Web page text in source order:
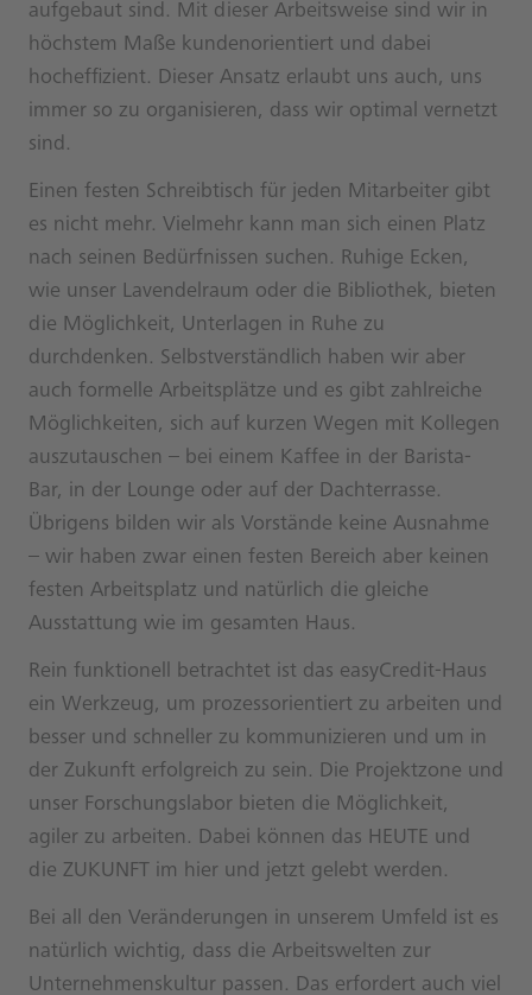
aufgebaut sind. Mit dieser Arbeitsweise sind wir in
höchstem Maße kundenorientiert und dabei
hocheffizient. Dieser Ansatz erlaubt uns auch, uns
immer so zu organisieren, dass wir optimal vernetzt
sind.
Einen festen Schreibtisch für jeden Mitarbeiter gibt
es nicht mehr. Vielmehr kann man sich einen Platz
nach seinen Bedürfnissen suchen. Ruhige Ecken,
wie unser Lavendelraum oder die Bibliothek, bieten
die Möglichkeit, Unterlagen in Ruhe zu
durchdenken. Selbstverständlich haben wir aber
auch formelle Arbeitsplätze und es gibt zahlreiche
Möglichkeiten, sich auf kurzen Wegen mit Kollegen
auszutauschen – bei einem Kaffee in der Barista-
Bar, in der Lounge oder auf der Dachterrasse.
Übrigens bilden wir als Vorstände keine Ausnahme
– wir haben zwar einen festen Bereich aber keinen
festen Arbeitsplatz und natürlich die gleiche
Ausstattung wie im gesamten Haus.
Rein funktionell betrachtet ist das easyCredit-Haus
ein Werkzeug, um prozessorientiert zu arbeiten und
besser und schneller zu kommunizieren und um in
der Zukunft erfolgreich zu sein. Die Projektzone und
unser Forschungslabor bieten die Möglichkeit,
agiler zu arbeiten. Dabei können das HEUTE und
die ZUKUNFT im hier und jetzt gelebt werden.
Bei all den Veränderungen in unserem Umfeld ist es
natürlich wichtig, dass die Arbeitswelten zur
Unternehmenskultur passen. Das erfordert auch viel